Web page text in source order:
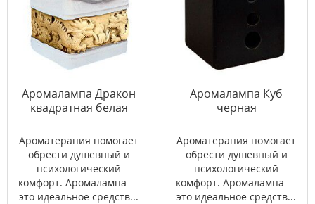
Аромалампа Дракон
квадратная белая
Ароматерапия помогает
обрести душевный и
психологический
комфорт. Аромалампа —
это идеальное средств...
Аромалампа Куб
черная
Ароматерапия помогает
обрести душевный и
психологический
комфорт. Аромалампа —
это идеальное средств...